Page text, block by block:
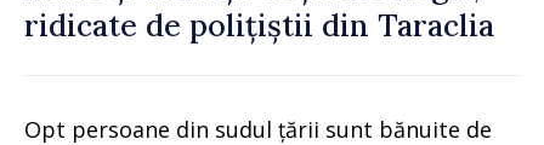
ridicate de polițiștii din Taraclia
Opt persoane din sudul țării sunt bănuite de